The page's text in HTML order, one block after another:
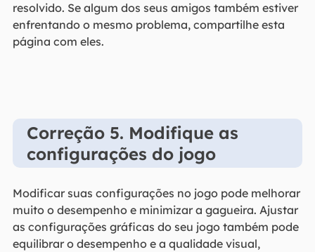
resolvido. Se algum dos seus amigos também estiver
enfrentando o mesmo problema, compartilhe esta
página com eles.
Correção 5. Modifique as
configurações do jogo
Modificar suas configurações no jogo pode melhorar
muito o desempenho e minimizar a gagueira. Ajustar
as configurações gráficas do seu jogo também pode
equilibrar o desempenho e a qualidade visual,